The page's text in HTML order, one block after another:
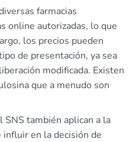
farmacias
online autorizadas, lo que
los precios pueden
de presentación, ya sea
modificada. Existen
que a menudo son
SNS también aplican a la
en la decisión de